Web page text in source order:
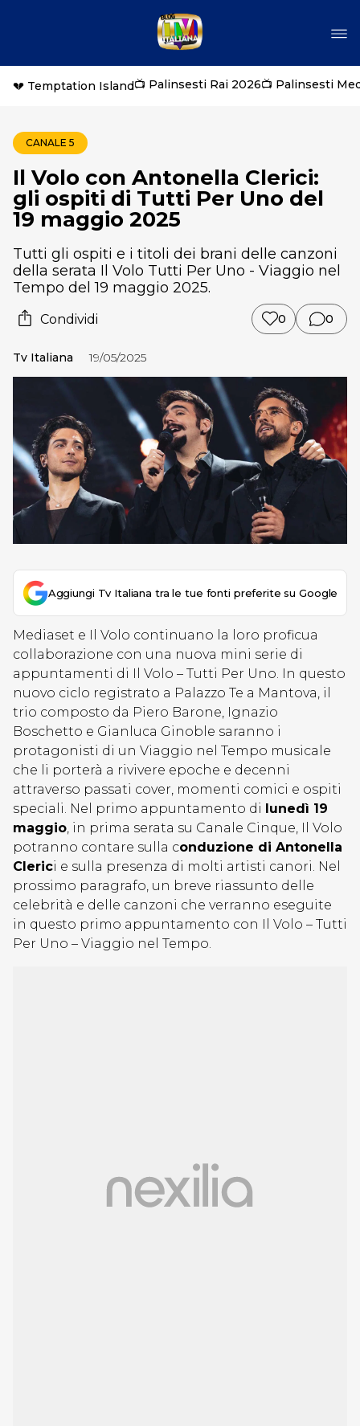
💔 Temptation Island📺 Palinsesti Rai 2026📺 Palinsesti
CANALE 5
Il Volo con Antonella Clerici:
gli ospiti di Tutti Per Uno del
19 maggio 2025
Tutti gli ospiti e i titoli dei brani delle canzoni
della serata Il Volo Tutti Per Uno - Viaggio nel
Tempo del 19 maggio 2025.
Condividi 0 0
Tv Italiana 19/05/2025
Aggiungi Tv Italiana tra le tue fonti preferite su Google
Mediaset e Il Volo continuano la loro proficua
collaborazione con una nuova mini serie di
appuntamenti di Il Volo – Tutti Per Uno. In questo
nuovo ciclo registrato a Palazzo Te a Mantova, il
trio composto da Piero Barone, Ignazio
Boschetto e Gianluca Ginoble saranno i
protagonisti di un Viaggio nel Tempo musicale
che li porterà a rivivere epoche e decenni
attraverso passati cover, momenti comici e ospiti
speciali. Nel primo appuntamento di lunedì 19
maggio, in prima serata su Canale Cinque, Il Volo
potranno contare sulla conduzione di Antonella
Clerici e sulla presenza di molti artisti canori. Nel
prossimo paragrafo, un breve riassunto delle
celebrità e delle canzoni che verranno eseguite
in questo primo appuntamento con Il Volo – Tutti
Per Uno – Viaggio nel Tempo.